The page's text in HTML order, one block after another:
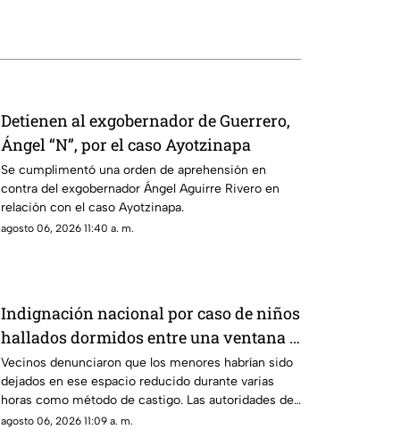
Detienen al exgobernador de Guerrero,
Ángel “N”, por el caso Ayotzinapa
Se cumplimentó una orden de aprehensión en
contra del exgobernador Ángel Aguirre Rivero en
relación con el caso Ayotzinapa.
agosto 06, 2026 11:40 a. m.
Indignación nacional por caso de niños
hallados dormidos entre una ventana y
sus rejas
Vecinos denunciaron que los menores habrían sido
dejados en ese espacio reducido durante varias
horas como método de castigo. Las autoridades de
protección infantil ya evalúan la situación.
agosto 06, 2026 11:09 a. m.